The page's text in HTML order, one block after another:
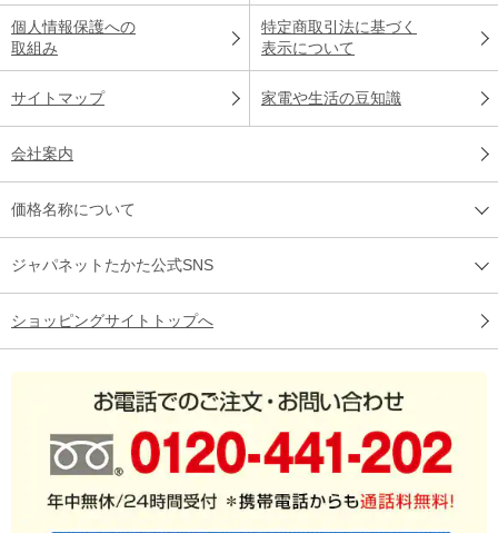
個人情報保護への
取組み
特定商取引法に基づく
表示について
サイトマップ 家電や生活の豆知識
会社案内
価格名称について
ジャパネットたかた公式SNS
ショッピングサイトトップへ